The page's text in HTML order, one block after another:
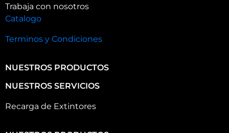
Trabaja con nosotros
Catalogo
Terminos y Condiciones
NUESTROS PRODUCTOS
NUESTROS SERVICIOS
Recarga de Extintores